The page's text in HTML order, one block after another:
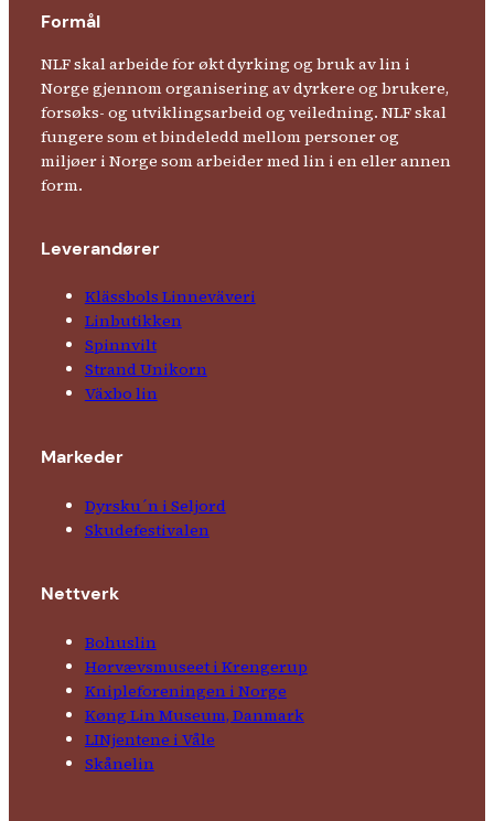
Formål
NLF skal arbeide for økt dyrking og bruk av lin i
Norge gjennom organisering av dyrkere og brukere,
forsøks- og utviklingsarbeid og veiledning. NLF skal
fungere som et bindeledd mellom personer og
miljøer i Norge som arbeider med lin i en eller annen
form.
Leverandører
Klässbols Linne­väveri
Linbutikken
Spinnvilt
Strand Unikorn
Växbo lin
Markeder
Dyrsku´n i Seljord
Skude­fes­tivalen
Nettverk
Bohuslin
Hørvævs­museet i Krengerup
Kniple­foreningen i Norge
Køng Lin Museum, Danmark
LINjentene i Våle
Skånelin